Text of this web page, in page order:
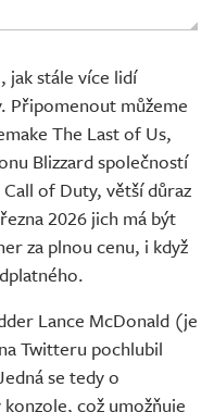
jak stále více lidí
Připomenout můžeme
The Last of Us,
Blizzard společností
of Duty, větší důraz
2026 jich má být
za plnou cenu, i když
Lance McDonald (je
Twitteru pochlubil
se tedy o
což umožňuje